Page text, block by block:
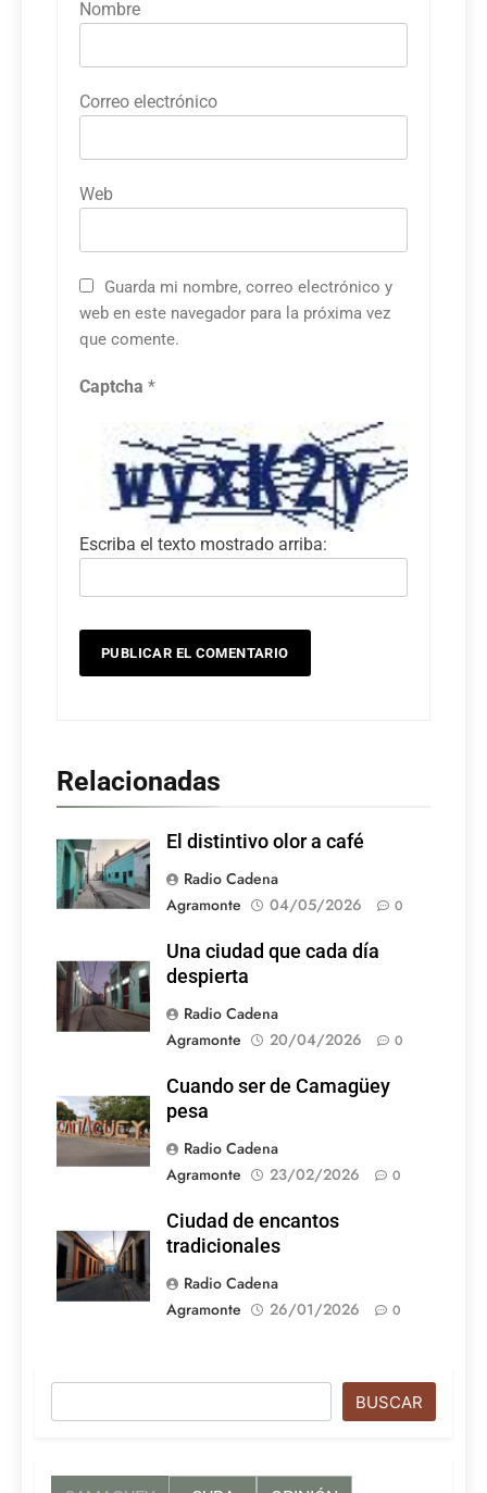
Nombre
Correo electrónico
Web
Guarda mi nombre, correo electrónico y
web en este navegador para la próxima vez
que comente.
Captcha *
Escriba el texto mostrado arriba:
Relacionadas
El distintivo olor a café
Radio Cadena
Agramonte
04/05/2026 0
Una ciudad que cada día
despierta
Radio Cadena
Agramonte
20/04/2026 0
Cuando ser de Camagüey
pesa
Radio Cadena
Agramonte
23/02/2026 0
Ciudad de encantos
tradicionales
Radio Cadena
Agramonte
26/01/2026 0
BUSCAR